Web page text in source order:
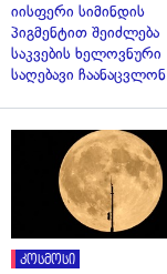
იისფერი სიმინდის
პიგმენტით შეიძლება
საკვების ხელოვნური
საღებავი ჩაანაცვლონ
კოსმოსი